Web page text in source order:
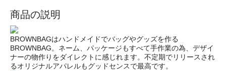
商品の説明
BROWNBAGはハンドメイドでバッグやグッズを作る
BROWNBAG。ネーム、パッケージもすべて手作業の為、デザイ
ナーの物作りをダイレクトに感じれます。不定期でリリースされ
るオリジナルアパレルもグッドセンスで最高です。